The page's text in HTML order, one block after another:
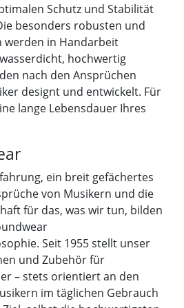
Schutz und Stabilität
besonders robusten und
werden in Handarbeit
hochwertig
nach den Ansprüchen
designt und entwickelt. Für
lange Lebensdauer Ihres
ein breit gefächertes
von Musikern und die
für das, was wir tun, bilden
Seit 1955 stellt unser
und Zubehör für
– stets orientiert an den
im täglichen Gebrauch